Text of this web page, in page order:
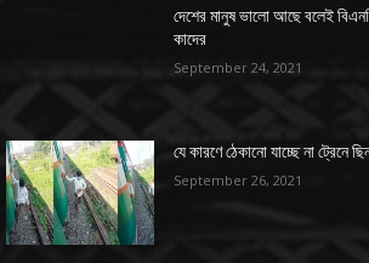
দেশের মানুষ ভালো আছে বলেই
কাদের
September 24, 2021
যে কারণে ঠেকানো যাচ্ছে না ট্রেনে
September 26, 2021